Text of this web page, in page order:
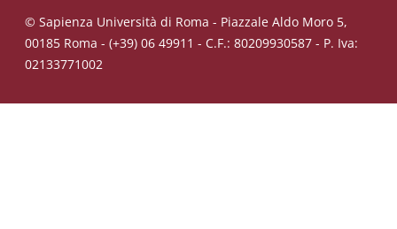
© Sapienza Università di Roma - Piazzale Aldo Moro 5,
00185 Roma - (+39) 06 49911 - C.F.: 80209930587 - P. Iva:
02133771002